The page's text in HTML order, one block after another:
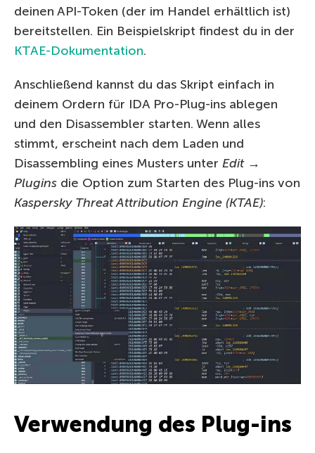
deinen API-Token (der im Handel erhältlich ist)
bereitstellen. Ein Beispielskript findest du in der
KTAE-Dokumentation.
Anschließend kannst du das Skript einfach in
deinem Ordern für IDA Pro-Plug-ins ablegen
und den Disassembler starten. Wenn alles
stimmt, erscheint nach dem Laden und
Disassembling eines Musters unter Edit→
Plugins die Option zum Starten des Plug-ins von
Kaspersky Threat Attribution Engine (KTAE):
Verwendung des Plug-ins